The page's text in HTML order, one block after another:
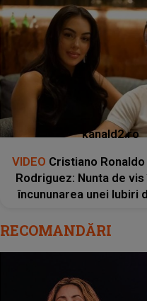
kanald2.ro
VIDEO Cristiano
Rodriguez: Nunta de vis
încununarea unei Iubiri
RECOMANDĂRI